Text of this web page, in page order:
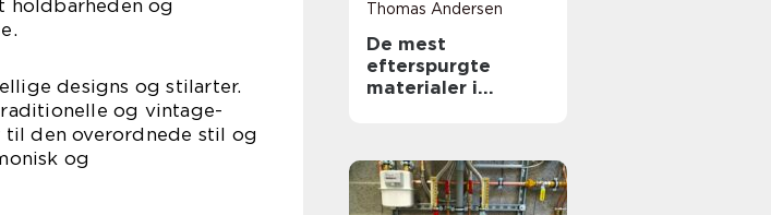
holdbarheden og
designs og stilarter.
og vintage-
den overordnede stil og
og
Thomas Andersen
De mest
efterspurgte
materialer i